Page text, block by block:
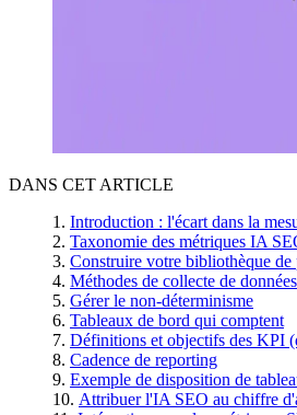
DANS CET ARTICLE
Introduction : l'écart dans la
Taxonomie des métriques IA
Construire votre bibliothèque de
Méthodes de collecte de données
Gérer le non-déterminisme
Tableaux de bord qui comptent
Définitions et objectifs des KPI
Cadence de reporting
Exemple de disposition de
Attribuer l'IA SEO au chiffre